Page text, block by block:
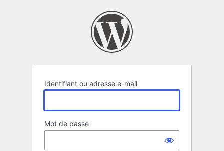
Identifiant ou adresse e-mail
Mot de passe